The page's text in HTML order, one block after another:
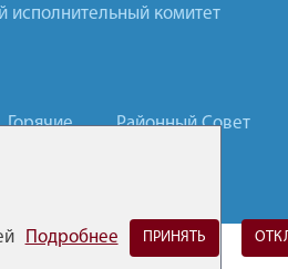
исполнительный комитет
Горячие
Районный Совет
Подробнее ПРИНЯТЬ